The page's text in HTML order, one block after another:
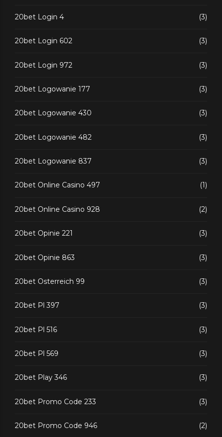
20bet Login 4 (3)
20bet Login 602 (3)
20bet Login 972 (3)
20bet Logowanie 177 (3)
20bet Logowanie 430 (3)
20bet Logowanie 482 (3)
20bet Logowanie 837 (3)
20bet Online Casino 497 (1)
20bet Online Casino 928 (2)
20bet Opinie 221 (3)
20bet Opinie 863 (3)
20bet Osterreich 99 (3)
20bet Pl 397 (3)
20bet Pl 516 (3)
20bet Pl 569 (3)
20bet Play 346 (3)
20bet Promo Code 233 (3)
20bet Promo Code 946 (2)